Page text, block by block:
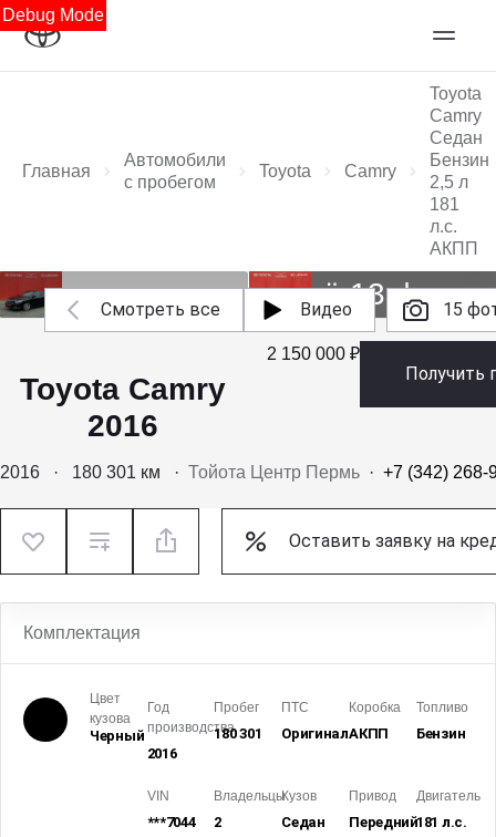
Debug Mode
Главная
Автомобили
с пробегом
Toyota Camry
Toyota
Camry
Седан
Бензин
2,5 л
181
л.с.
АКПП
Смотреть все Видео 15
Ещё 13 фото
Toyota Camry
2016
2 150 000 ₽
2016 · 180 301 км · Тойота Центр Пермь · +7 (342) 268-
Получить
Оставить заявку на
Комплектация
Цвет
кузова
Черный
Год
производства
2016
Пробег
180 301
ПТС
Оригинал
Коробка
АКПП
Топливо
Бензин
VIN
***7044
Владельцы
2
Кузов
Седан
Привод
Передний
Двигатель
181 л.с.